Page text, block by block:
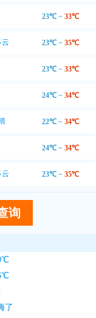
23℃ ~ 33℃
云 23℃ ~ 35℃
23℃ ~ 33℃
24℃ ~ 34℃
22℃ ~ 34℃
24℃ ~ 34℃
云 23℃ ~ 35℃
询
了